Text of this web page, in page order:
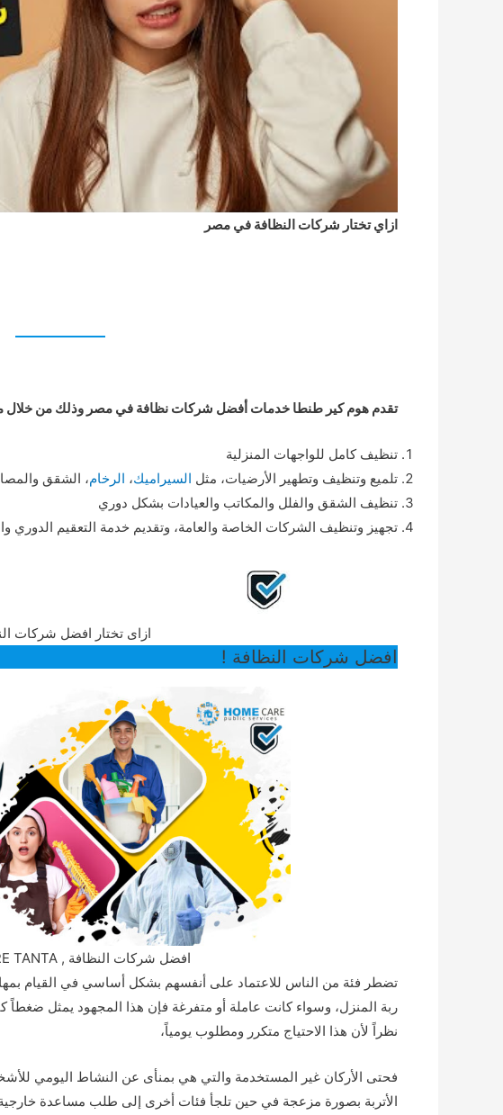
ازاي تختار شركات النظافة في مصر
تقدم هوم كير طنطا خدمات أفضل شركات نظافة في مصر وذلك من خلال
تنظيف كامل للواجهات المنزلية
تلميع وتنظيف وتطهير الأرضيات، مثل السيراميك، الرخام، الشقق
تنظيف الشقق والفلل والمكاتب والعيادات بشكل دوري
تجهيز وتنظيف الشركات الخاصة والعامة، وتقديم خدمة التعقيم الدوري
ازاى تختار افضل شركات
افضل شركات النظافة !
افضل شركات النظافة , HOME CARE TANTA
تضطر فئة من الناس للاعتماد على أنفسهم بشكل أساسي في القيام بمهام
ربة المنزل، وسواء كانت عاملة أو متفرغة فإن هذا المجهود يمثل ضغطاً
نظراً لأن هذا الاحتياج متكرر ومطلوب يومياً،
فحتى الأركان غير المستخدمة والتي هي بمنأى عن النشاط اليومي
الأتربة بصورة مزعجة في حين تلجأ فئات أخرى إلى طلب مساعدة